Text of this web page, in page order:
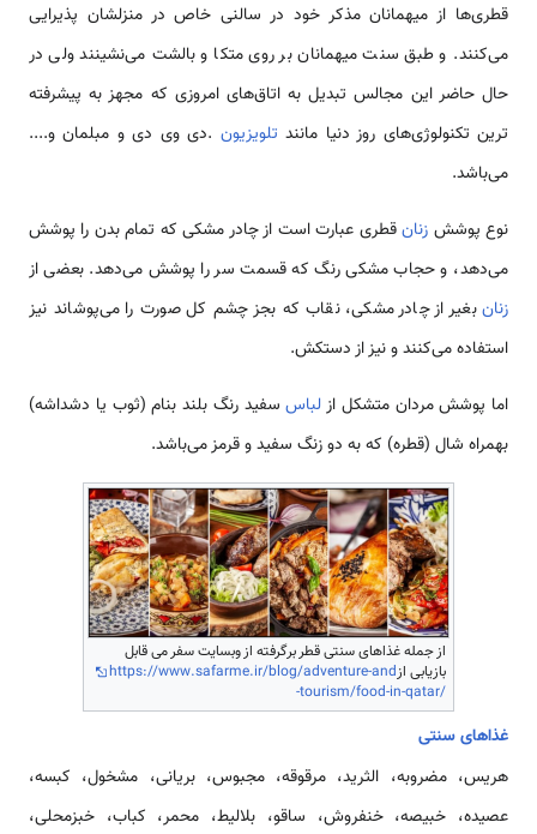
قطری‌ها از میهمانان مذکر خود در سالنی خاص در منزلشان پذیرایی
می‌‌کنند. و طبق سنت میهمانان بر روی متکا و بالشت‌ می‌نشینند ولی در
حال حاضر این مجالس تبدیل به اتاق‌های امروزی که مجهز به پیشرفته
ترین تکنولوژی‌های روز دنیا مانند تلویزیون .دی وی دی و مبلمان و....
می‌‌باشد.
نوع پوشش زنانقطری عبارت است از چادر مشکی که تمام بدن را پوشش‌
می‌دهد، و حجاب مشکی رنگ که قسمت سر را پوشش‌ می‌دهد. بعضی از
زنانبغیر از چادر مشکی، نقاب که بجز چشم کل صورت را می‌‌پوشاند نیز
استفاده‌ می‌کنند و نیز از دستکش.
اما پوشش مردان متشکل ازلباسسفید رنگ بلند بنام (ثوب یا دشداشه)
بهمراه شال (قطره) که به دو زنگ سفید و قرمز‌ می‌باشد.
از جمله غذاهای سنتی قطر برگرفته از وبسایت سفر می قابل
بازیابی ازhttps://www.safarme.ir/blog/adventure-and
-tourism/food-in-qatar/
غذاهای سنتی
هریس، مضروبه، الثرید، مرقوقه، مجبوس، بریانی، مشخول، کبسه،
عصیده، خبیصه، خنفروش، ساقو، بلالیط، محمر، کباب، خبزمحلی،